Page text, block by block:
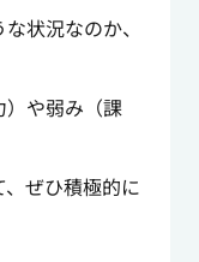
状況なのか、
や弱み（課
ぜひ積極的に